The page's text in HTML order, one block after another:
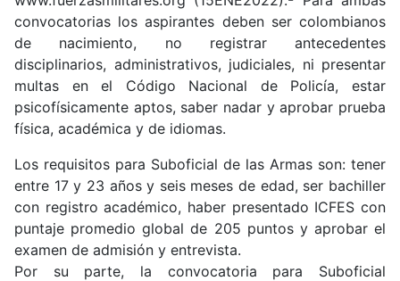
convocatorias los aspirantes deben ser colombianos
de nacimiento, no registrar antecedentes
disciplinarios, administrativos, judiciales, ni presentar
multas en el Código Nacional de Policía, estar
psicofísicamente aptos, saber nadar y aprobar prueba
física, académica y de idiomas.
Los requisitos para Suboficial de las Armas son: tener
entre 17 y 23 años y seis meses de edad, ser bachiller
con registro académico, haber presentado ICFES con
puntaje promedio global de 205 puntos y aprobar el
examen de admisión y entrevista.
Por su parte, la convocatoria para Suboficial